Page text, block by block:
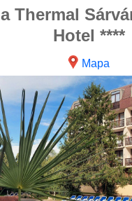
Thermal
Hotel ****
Mapa